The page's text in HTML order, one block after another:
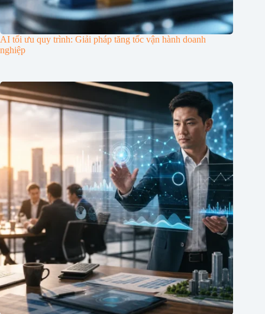
AI tối ưu quy trình: Giải pháp tăng tốc vận hành doanh
nghiệp